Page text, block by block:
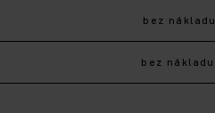
bez nákladu
bez nákladu